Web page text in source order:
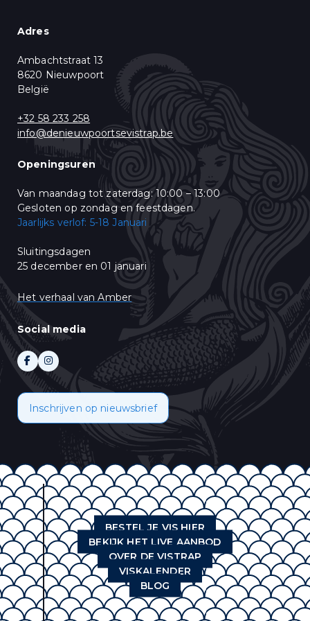
Marketingtoestemming
U krijgt een aantal keer per week een mail met ons Live Aanbod en ons
Aanbod, Nieuws & Promoties
U kunt zich op elk moment afmelden door te klikken op de link in de
bezoek onze website.
Wij gebruiken Mailchimp als ons e-mail marketing-platform. Wanneer
u op "Abonneren" klikt, stemt u in met het delen van uw
Adres
Ambachtstraat 13
8620 Nieuwpoort
België
+32 58 233 258
info@denieuwpoortsevistrap.be
Openingsuren
Van maandag tot zaterdag: 10:00 – 13:00
Gesloten op zondag en feestdagen.
Jaarlijks verlof: 5-18 Januari
Sluitingsdagen
25 december en 01 januari
Het verhaal van Amber
Social media
Inschrijven op nieuwsbrief
BESTEL JE VIS HIER
BEKIJK HET LIVE AANBOD
OVER DE VISTRAP
VISKALENDER
BLOG